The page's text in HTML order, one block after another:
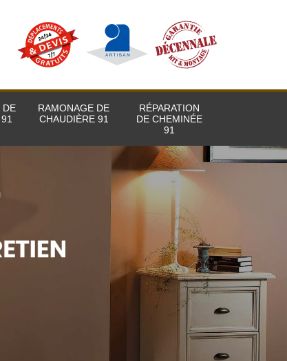
DE
RAMONAGE DE
CHAUDIÈRE 91
RÉPARATION
DE CHEMINÉE
91